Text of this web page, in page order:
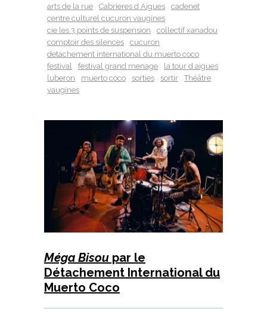
arts de la rue Cabrieres d Aigues
cadenet
centre culturel cucuron vaugines
cie les 3 points de suspension
collectif xanadou
comptoir des silences
cucuron
detachement international du muerto coco
festival
festival grand menage
la tour d aigues
luberon
muerto coco sorties sortir
Théâtre
vaugines
Méga Bisou par le
Détachement International du
Muerto Coco